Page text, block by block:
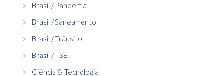
Brasil / Pandemia
Brasil / Saneamento
Brasil / Trânsito
Brasil / TSE
Ciência & Tecnologia